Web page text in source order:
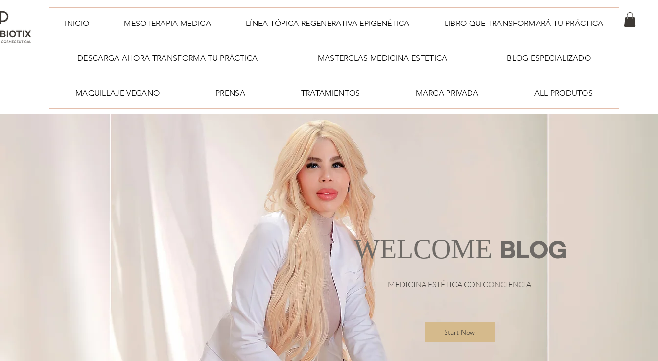
INICIO MESOTERAPIA MEDICA LÍNEA TÓPICA REGENERATIVA EPIGENÉTICA LIBRO QUE TRANSFORMARÁ TU PRÁCTICA
DESCARGA AHORA TRANSFORMA TU PRÁCTICA MASTERCLAS MEDICINA ESTETICA BLOG ESPECIALIZADO
MAQUILLAJE VEGANO PRENSA TRATAMIENTOS MARCA PRIVADA ALL PRODUTOS
WELCOME BLOG
MEDICINA ESTÉTICA CON CONCIENCIA
Start Now